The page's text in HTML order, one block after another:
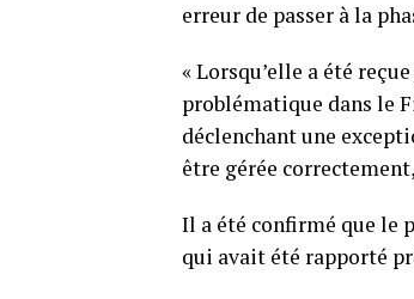
erreur de passer à la
« Lorsqu’elle‌ a été
problématique dans le
⁤déclenchant une
être gérée
Il a⁤ été confirmé que le
qui avait été rapporté⁤